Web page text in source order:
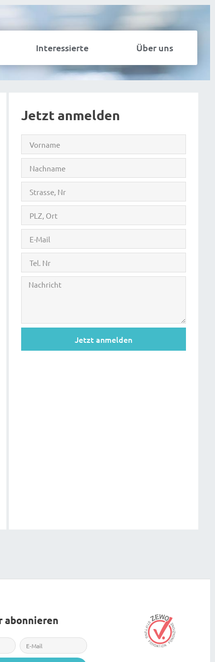
Interessierte Über uns
Jetzt anmelden
Jetzt anmelden
abonnieren